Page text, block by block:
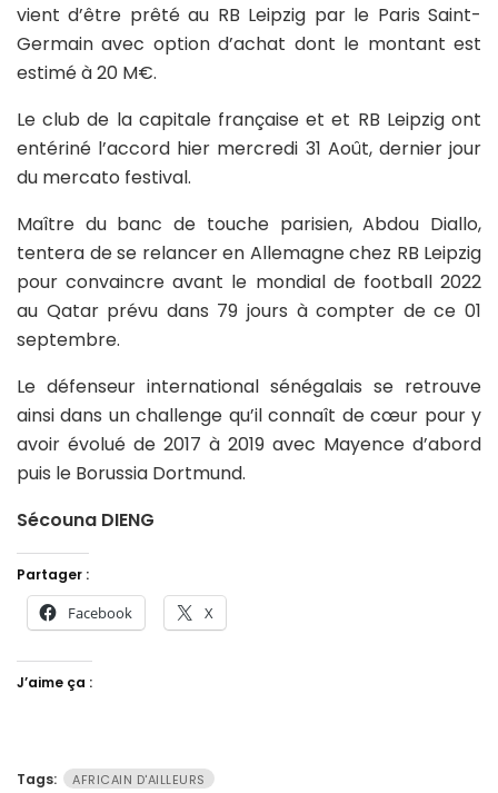
vient d’être prêté au RB Leipzig par le Paris Saint-
Germain avec option d’achat dont le montant est
estimé à 20 M€.
Le club de la capitale française et et RB Leipzig ont
entériné l’accord hier mercredi 31 Août, dernier jour
du mercato festival.
Maître du banc de touche parisien, Abdou Diallo,
tentera de se relancer en Allemagne chez RB Leipzig
pour convaincre avant le mondial de football 2022
au Qatar prévu dans 79 jours à compter de ce 01
septembre.
Le défenseur international sénégalais se retrouve
ainsi dans un challenge qu’il connaît de cœur pour y
avoir évolué de 2017 à 2019 avec Mayence d’abord
puis le Borussia Dortmund.
Sécouna DIENG
Partager :
Facebook X
J’aime ça :
Tags: AFRICAIN D'AILLEURS